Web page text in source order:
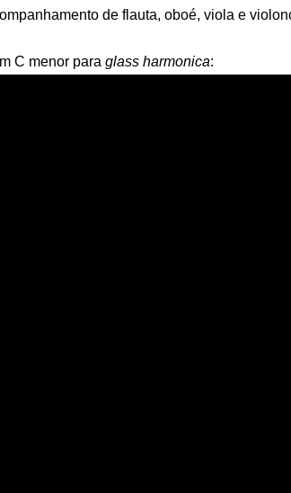
de flauta, oboé, viola e
C menor para glass harmonica: